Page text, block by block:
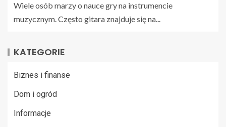
Wiele osób marzy o nauce gry na instrumencie
muzycznym. Często gitara znajduje się na...
KATEGORIE
Biznes i finanse
Dom i ogród
Informacje